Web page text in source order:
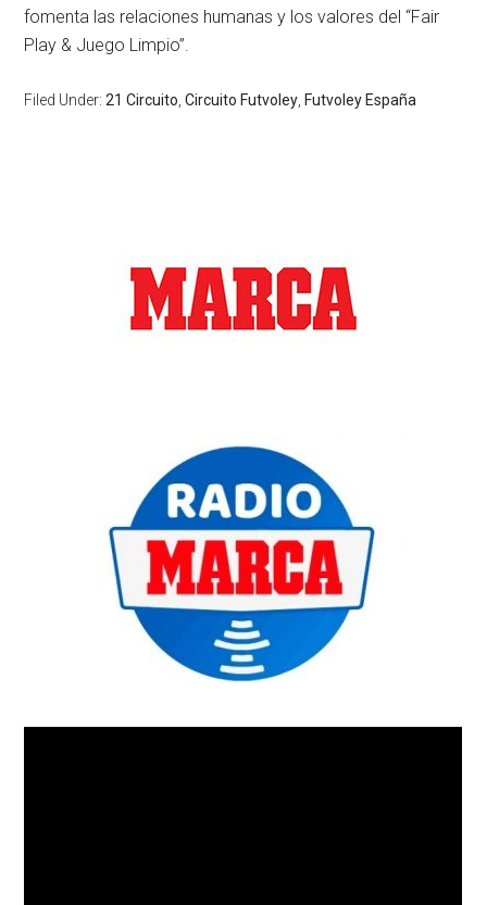
fomenta las relaciones humanas y los valores del “Fair
Play & Juego Limpio”.
Filed Under:21 Circuito ,Circuito Futvoley Futvoley España